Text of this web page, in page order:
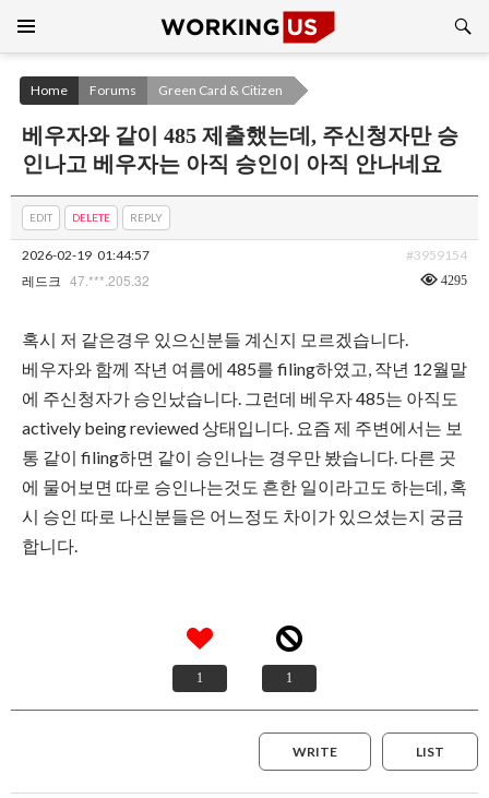
CONTENT
Home Forums Green Card & Citizen
베우자와 같이 485 제출했는데, 주신청자만 승
인나고 베우자는 아직 승인이 아직 안나네요
EDIT DELETE REPLY
2026-02-19 01:44:57 #3959154
레드크 47.***.205.32 4295
혹시 저 같은경우 있으신분들 계신지 모르겠습니다.
베우자와 함께 작년 여름에 485를 filing하였고, 작년 12월말
에 주신청자가 승인났습니다. 그런데 베우자 485는 아직도
actively being reviewed 상태입니다. 요즘 제 주변에서는 보
통 같이 filing하면 같이 승인나는 경우만 봤습니다. 다른 곳
에 물어보면 따로 승인나는것도 흔한 일이라고도 하는데, 혹
시 승인 따로 나신분들은 어느정도 차이가 있으셨는지 궁금
합니다.
1 1
LIST
WRITE